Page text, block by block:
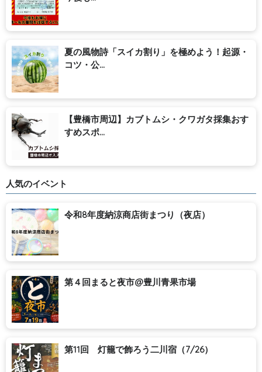
夏の風物詩「スイカ割り」を極めよう！起源・
コツ・公...
【豊橋市周辺】カブトムシ・クワガタ採集おす
すめスポ...
人気のイベント
令和8年度納涼商店街まつり（夜店）
第４回まると夜市@豊川青果市場
第11回 灯籠で飾ろう二川宿（7/26）